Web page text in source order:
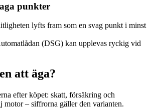
punkter
lyfts fram som en svag punkt i minst
(DSG) kan upplevas ryckig vid
att äga?
efter köpet: skatt, försäkring och
motor – siffrorna gäller den varianten.